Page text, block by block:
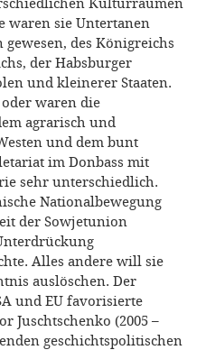
waren sie Untertanen
des Königreichs
der Habsburger
und kleinerer Staaten.
waren die
agrarisch und
und dem bunt
im Donbass mit
sehr unterschiedlich.
Nationalbewegung
der Sowjetunion
Alles andere will sie
auslöschen. Der
und EU favorisierte
Juschtschenko (2005 –
geschichtspolitischen